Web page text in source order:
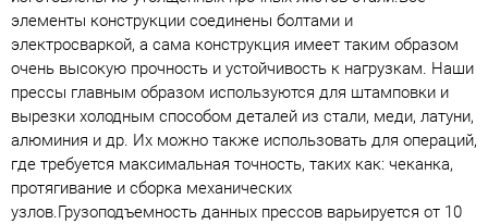
элементы конструкции соединены болтами и
электросваркой, а сама конструкция имеет таким образом
очень высокую прочность и устойчивость к нагрузкам. Наши
прессы главным образом используются для штамповки и
вырезки холодным способом деталей из стали, меди, латуни,
алюминия и др. Их можно также использовать для операций,
где требуется максимальная точность, таких как: чеканка,
протягивание и сборка механических
узлов.Грузоподъемность данных прессов варьируется от 10